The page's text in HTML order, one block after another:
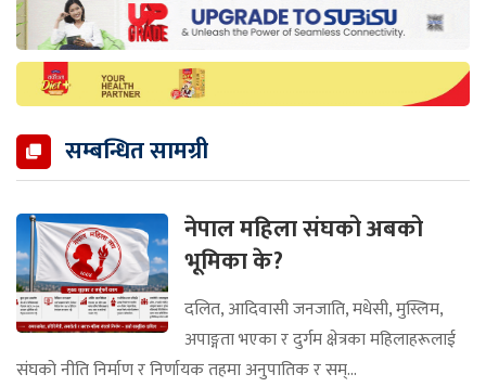
सम्बन्धित सामग्री
नेपाल महिला संघको अबको
भूमिका के?
दलित, आदिवासी जनजाति, मधेसी, मुस्लिम,
अपाङ्गता भएका र दुर्गम क्षेत्रका महिलाहरूलाई
संघको नीति निर्माण र निर्णायक तहमा अनुपातिक र सम्...